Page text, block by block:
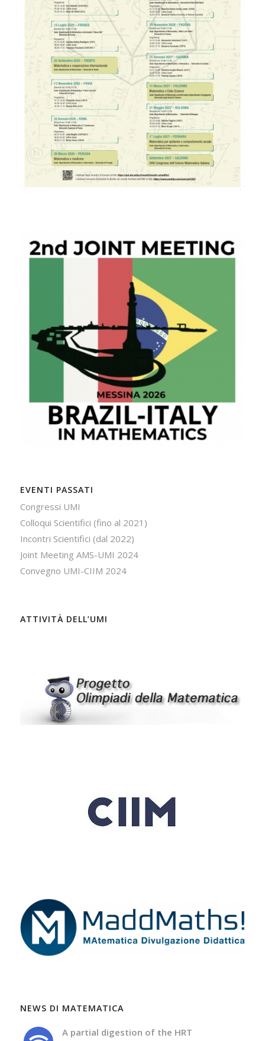
EVENTI PASSATI
Congressi UMI
Colloqui Scientifici (fino al 2021)
Incontri Scientifici (dal 2022)
Joint Meeting AMS-UMI 2024
Convegno UMI-CIIM 2024
ATTIVITÀ DELL’UMI
NEWS DI MATEMATICA
A partial digestion of the HRT